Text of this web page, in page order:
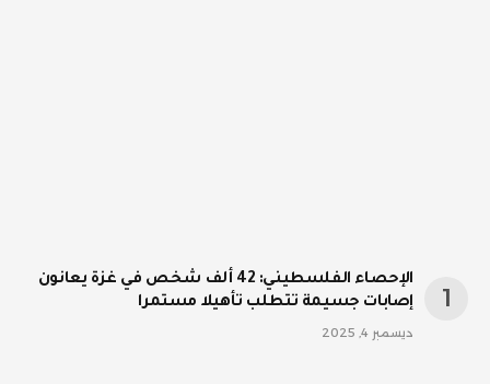
الإحصاء الفلسطيني: 42 ألف شخص في غزة يعانون
إصابات جسيمة تتطلب تأهيلا مستمرا
ديسمبر 4, 2025